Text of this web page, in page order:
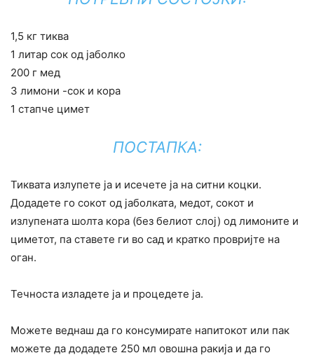
1,5 кг тиква
1 литар сок од јаболко
200 г мед
3 лимони -сок и кора
1 стапче цимет
ПОСТАПКА:
Тиквата излупете ја и исечете ја на ситни коцки.
Додадете го сокот од јаболката, медот, сокот и
излупената шолта кора (без белиот слој) од лимоните и
циметот, па ставете ги во сад и кратко провријте на
оган.
Течноста изладете ја и процедете ја.
Можете веднаш да го консумирате напитокот или пак
можете да додадете 250 мл овошна ракија и да го